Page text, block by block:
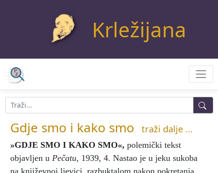
Krležijana
Gdje smo i kako smo traži dalje ...
»GDJE SMO I KAKO SMO«, polemički tekst
objavljen u Pečatu, 1939, 4. Nastao je u jeku sukoba
na književnoj ljevici, razbuktalom nakon pokretanja